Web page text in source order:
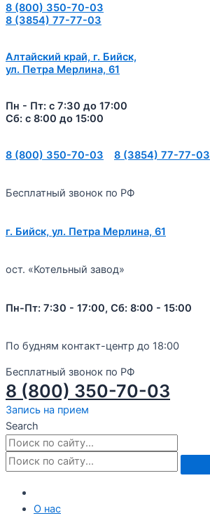
8 (800) 350-70-03
8 (3854) 77-77-03
Алтайский край, г. Бийск,
ул. Петра Мерлина, 61
Пн - Пт: с 7:30 до 17:00
Сб: с 8:00 до 15:00
8 (800) 350-70-03 8 (3854) 77-77-03
Бесплатный звонок по РФ
г. Бийск, ул. Петра Мерлина, 61
ост. «Котельный завод»
Пн-Пт: 7:30 - 17:00, Сб: 8:00 - 15:00
По будням контакт-центр до 18:00
Бесплатный звонок по РФ
8 (800) 350-70-03
Запись на прием
Search
О нас